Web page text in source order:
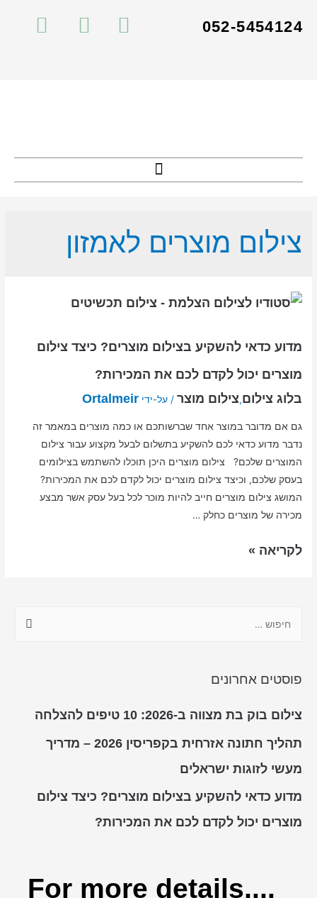
052-5454124
צילום מוצרים לאמזון
מדוע כדאי להשקיע בצילום מוצרים? כיצד צילום
מוצרים יכול לקדם לכם את המכירות?
בלוג צילום,צילום מוצר / על-ידי Ortalmeir
גם אם מדובר במוצר אחד שברשותכם או כמה מוצרים במאמר זה
נדבר מדוע כדאי לכם להשקיע בתשלום לבעל מקצוע עבור צילום
המוצרים שלכם? צילום מוצרים היכן תוכלו להשתמש בצילומים
בעסק שלכם, וכיצד צילום מוצרים יכול לקדם לכם את המכירות?
המושג צילום מוצרים חייב להיות מוכר לכל בעל עסק אשר מבצע
מכירה של מוצרים כחלק …
לקריאה »
פוסטים אחרונים
צילום בוק בת מצווה ב-2026: 10 טיפים להצלחה
תהליך חתונה אזרחית בקפריסין 2026 – מדריך
מעשי לזוגות ישראלים
מדוע כדאי להשקיע בצילום מוצרים? כיצד צילום
מוצרים יכול לקדם לכם את המכירות?
...For more details,